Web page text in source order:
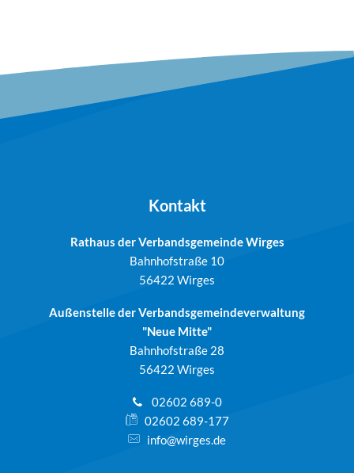
Kontakt
Rathaus der Verbandsgemeinde Wirges
Bahnhofstraße 10
56422 Wirges
Außenstelle der Verbandsgemeindeverwaltung
"Neue Mitte"
Bahnhofstraße 28
56422 Wirges
02602 689-0
02602 689-177
info@wirges.de